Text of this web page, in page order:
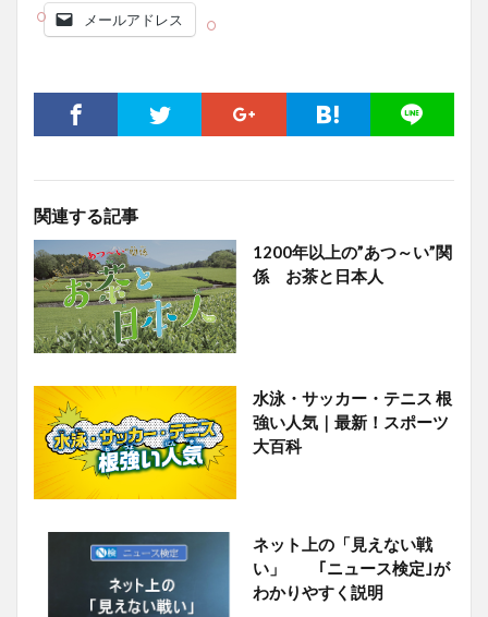
メールアドレス
関連する記事
1200年以上の”あつ～い”関
係 お茶と日本人
水泳・サッカー・テニス 根
強い人気｜最新！スポーツ
大百科
ネット上の「見えない戦
い」 ｢ニュース検定｣が
わかりやすく説明